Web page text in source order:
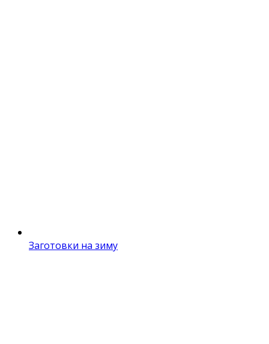
Заготовки на зиму